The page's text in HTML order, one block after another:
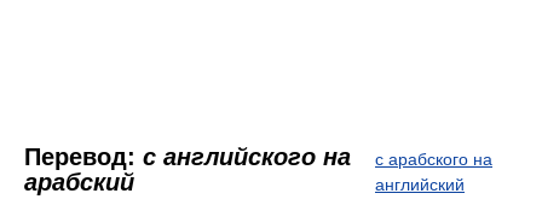
Перевод: с английского на
арабский
с арабского на
английский